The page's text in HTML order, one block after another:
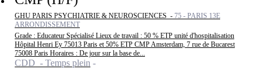
GHU PARIS PSYCHIATRIE & NEUROSCIENCES - 75 - PARIS 13E
ARRONDISSEMENT
Grade : Educateur Spécialisé Lieux de travail : 50 % ETP unité d'hospitalisation
Hôpital Henri Ey 75013 Paris et 50% ETP CMP Amsterdam, 7 rue de Bucarest
75008 Paris Horaires : De jour sur la base de...
CDD - Temps plein